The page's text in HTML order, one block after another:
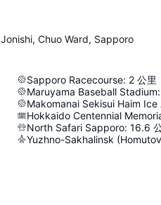
Chuo Ward, Sapporo
Sapporo Racecourse: 2 公里
Maruyama Baseball Stadium:
Makomanai Sekisui Haim Ice
Hokkaido Centennial
North Safari Sapporo: 16.6
Yuzhno-Sakhalinsk